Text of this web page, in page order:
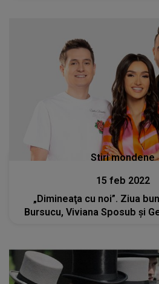
Stiri mondene
15 feb 2022
„Dimineaţa cu noi”. Ziua
Bursucu, Viviana Sposub şi